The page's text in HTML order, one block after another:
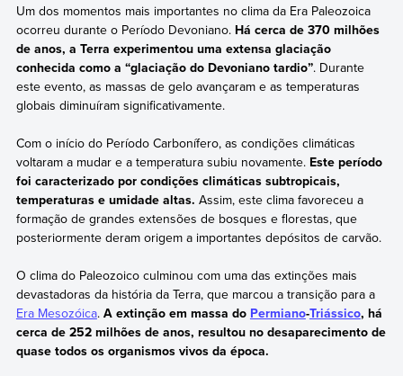
Um dos momentos mais importantes no clima da Era Paleozoica
ocorreu durante o Período Devoniano. Há cerca de 370 milhões
de anos, a Terra experimentou uma extensa glaciação
conhecida como a “glaciação do Devoniano tardio”. Durante
este evento, as massas de gelo avançaram e as temperaturas
globais diminuíram significativamente.
Com o início do Período Carbonífero, as condições climáticas
voltaram a mudar e a temperatura subiu novamente. Este período
foi caracterizado por condições climáticas subtropicais,
temperaturas e umidade altas. Assim, este clima favoreceu a
formação de grandes extensões de bosques e florestas, que
posteriormente deram origem a importantes depósitos de carvão.
O clima do Paleozoico culminou com uma das extinções mais
devastadoras da história da Terra, que marcou a transição para a
Era Mesozóica. A extinção em massa do Permiano-Triássico, há
cerca de 252 milhões de anos, resultou no desaparecimento de
quase todos os organismos vivos da época.